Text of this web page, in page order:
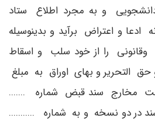
و به مجرد اطلاع ستاد
و اعتراض برآید و بدینوسیله
را از خود سلب و اسقاط
التحریر و بهای اوراق به مبلغ
مخارج سند قبض شماره .......
در دو نسخه و به شماره ...........